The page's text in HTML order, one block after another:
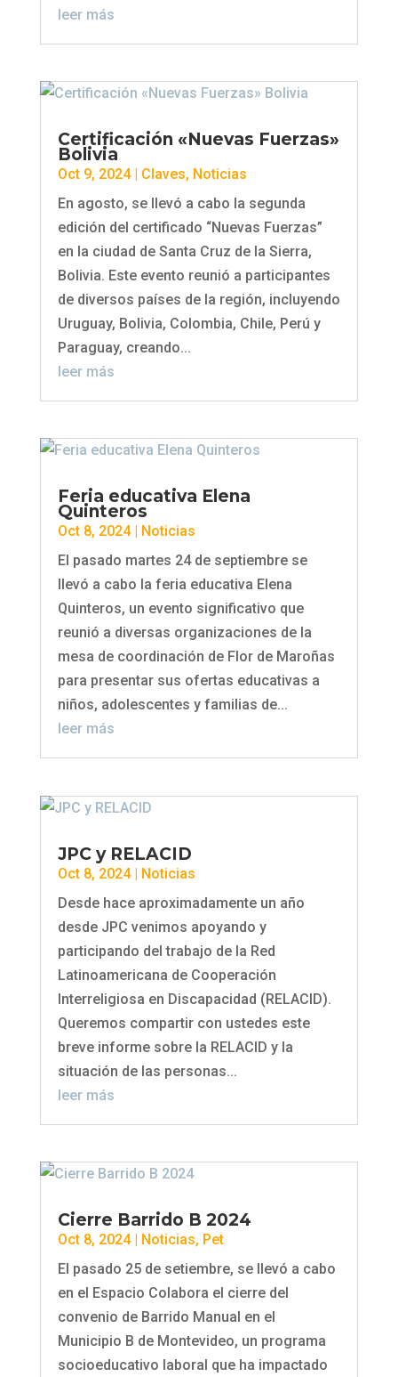
leer más
Certificación «Nuevas Fuerzas»
Bolivia
Oct 9, 2024| Claves, Noticias
En agosto, se llevó a cabo la segunda
edición del certificado “Nuevas Fuerzas”
en la ciudad de Santa Cruz de la Sierra,
Bolivia. Este evento reunió a participantes
de diversos países de la región, incluyendo
Uruguay, Bolivia, Colombia, Chile, Perú y
Paraguay, creando...
leer más
Feria educativa Elena
Quinteros
Oct 8, 2024|
Noticias
El pasado martes 24 de septiembre se
llevó a cabo la feria educativa Elena
Quinteros, un evento significativo que
reunió a diversas organizaciones de la
mesa de coordinación de Flor de Maroñas
para presentar sus ofertas educativas a
niños, adolescentes y familias de...
leer más
JPC y RELACID
Oct 8, 2024| Noticias
Desde hace aproximadamente un año
desde JPC venimos apoyando y
participando del trabajo de la Red
Latinoamericana de Cooperación
Interreligiosa en Discapacidad (RELACID).
Queremos compartir con ustedes este
breve informe sobre la RELACID y la
situación de las personas...
leer más
Cierre Barrido B 2024
Oct 8, 2024| Noticias, Pet
El pasado 25 de setiembre, se llevó a cabo
en el Espacio Colabora el cierre del
convenio de Barrido Manual en el
Municipio B de Montevideo, un programa
socioeducativo laboral que ha impactado